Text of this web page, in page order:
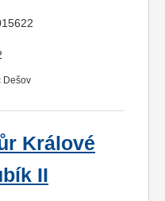
Dešov
Králové
II